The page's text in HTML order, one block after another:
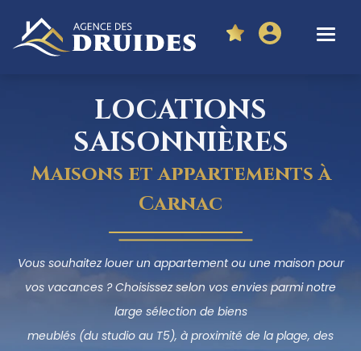
LOCATIONS
SAISONNIÈRES
Maisons et appartements à
Carnac
Vous souhaitez louer un appartement ou une maison pour
vos vacances ? Choisissez selon vos envies parmi notre
large sélection de biens
meublés (du studio au T5), à proximité de la plage, des